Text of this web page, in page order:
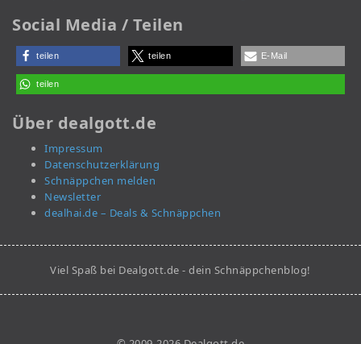
Social Media / Teilen
teilen teilen E-Mail
teilen
Über dealgott.de
Impressum
Datenschutzerklärung
Schnäppchen melden
Newsletter
dealhai.de – Deals & Schnäppchen
Viel Spaß bei Dealgott.de - dein Schnäppchenblog!